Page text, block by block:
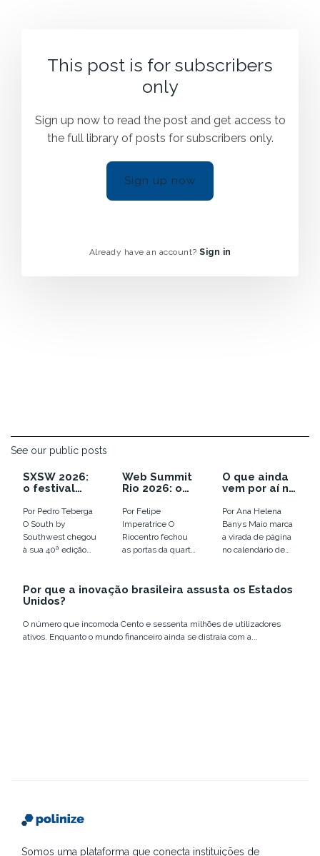
This post is for subscribers
only
Sign up now to read the post and get access to
the full library of posts for subscribers only.
Sign up now
Already have an account? Sign in
See our public posts
SXSW 2026:
o festival
as
tendências e
colocou o
humano em
xeque
Por Pedro Teberga
O South by
Southwest chegou
à sua 40ª edição
Web Summit
Rio 2026: o
euforia com
IA virou
disputa por
infraestrutur
a
Por Felipe
Imperatrice O
Riocentro fechou
as portas da quarta
números que
O que ainda
vem por aí no
de inovação
de 2026
Por Ana Helena
Banys Maio marca
a virada de página
no calendário de
inovação no
Por que a inovação brasileira assusta os Estados
Unidos?
O número que incomoda Cento e sessenta milhões de utilizadores
ativos. Enquanto o mundo financeiro ainda se distraía com a...
Somos uma plataforma que conecta instituições de